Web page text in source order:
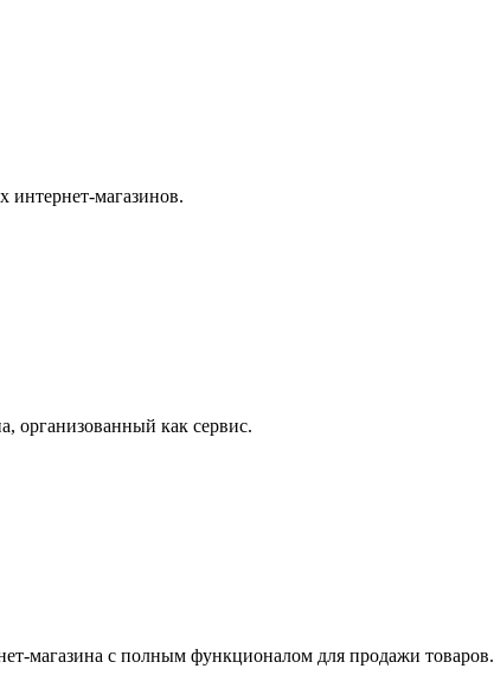
интернет-магазинов.
организованный как сервис.
магазина с полным функционалом для продажи товаров.